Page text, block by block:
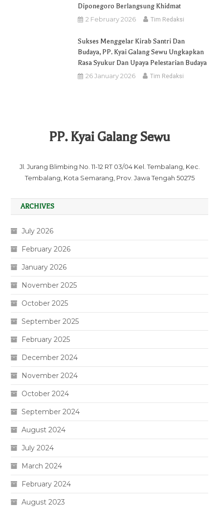
Diponegoro Berlangsung Khidmat
2 February 2026 Tim Redaksi
Sukses Menggelar Kirab Santri Dan
Budaya, PP. Kyai Galang Sewu Ungkapkan
Rasa Syukur Dan Upaya Pelestarian Budaya
26 January 2026 Tim Redaksi
PP. Kyai Galang Sewu
Jl. Jurang Blimbing No. 11-12 RT 03/04 Kel. Tembalang, Kec.
Tembalang, Kota Semarang, Prov. Jawa Tengah 50275
ARCHIVES
July 2026
February 2026
January 2026
November 2025
October 2025
September 2025
February 2025
December 2024
November 2024
October 2024
September 2024
August 2024
July 2024
March 2024
February 2024
August 2023